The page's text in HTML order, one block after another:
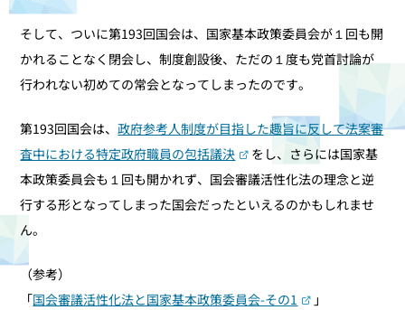
そして、ついに第193回国会は、国家基本政策委員会が１回も開
かれることなく閉会し、制度創設後、ただの１度も党首討論が
行われない初めての常会となってしまったのです。
第193回国会は、政府参考人制度が目指した趣旨に反して法案審
査中における特定政府職員の包括議決
をし、さらには国家基
本政策委員会も１回も開かれず、国会審議活性化法の理念と逆
行する形となってしまった国会だったといえるのかもしれませ
ん。
（参考）
「国会審議活性化法と国家基本政策委員会-その1
」